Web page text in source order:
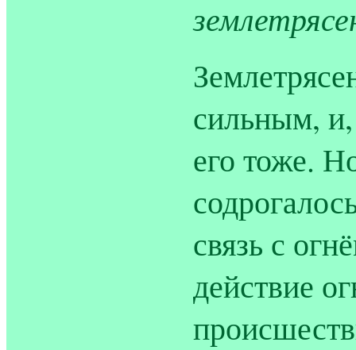
сильным,
его тоже.
связь с
действие